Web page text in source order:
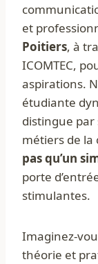
et
Poitiers, à
ICOMTEC,
aspirations.
étudiante
distingue par
métiers de
pas qu’un
porte
stimulantes.
Imaginez-
théorie et